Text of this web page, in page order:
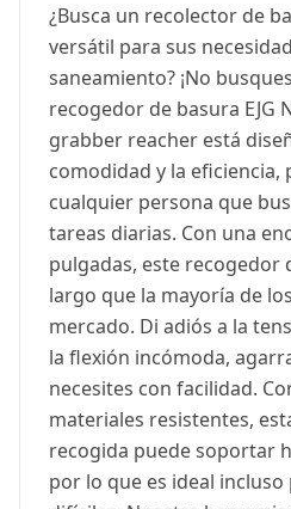
¿Busca un recolector de
versátil para sus
saneamiento? ¡No
recogedor de basura EJG
grabber reacher está
comodidad y la eficiencia,
cualquier persona que
tareas diarias. Con una
pulgadas, este recogedor
largo que la mayoría de
mercado. Di adiós a la
la flexión incómoda,
necesites con facilidad.
materiales resistentes,
recogida puede soportar
por lo que es ideal